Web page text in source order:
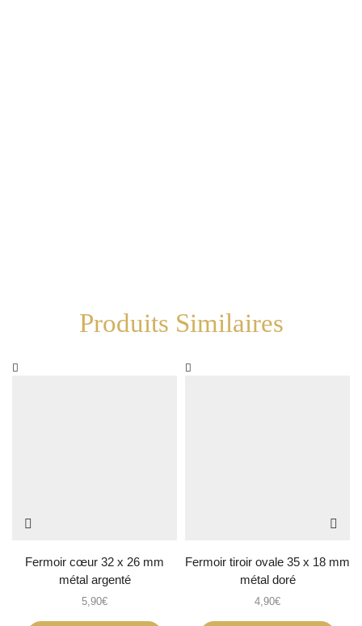
Produits Similaires
Fermoir cœur 32 x 26 mm
métal argenté
5,90€
Fermoir tiroir ovale 35 x 18 mm
métal doré
4,90€